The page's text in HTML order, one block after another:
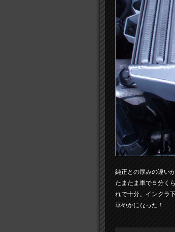
純正との厚みの違い
たまたま車で５分く
れで十分。インクラ
華やかになった！